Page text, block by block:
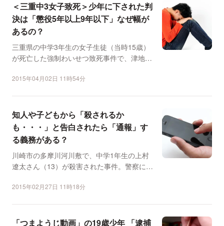
＜三重中3女子致死＞少年に下された判
決は「懲役5年以上9年以下」なぜ幅が
あるの？
三重県の中学3年生の女子生徒（当時15歳）
が死亡した強制わいせつ致死事件で、津地方
2015年04月02日 11時54分
知人や子どもから「殺されるか
も・・・」と告白されたら「通報」す
る義務がある？
川崎市の多摩川河川敷で、中学1年生の上村
遼太さん（13）が殺害された事件。警察によ
2015年02月27日 11時18分
「つまようじ動画」の19歳少年 「逮捕